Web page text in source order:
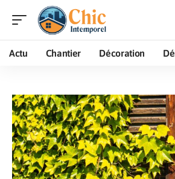
Actu Chantier Décoration